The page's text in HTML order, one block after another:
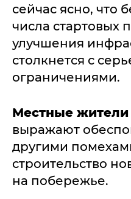
сейчас ясно, что
числа стартовых
улучшения
столкнется с
ограничениями.
Местные жители
выражают
другими
строительство
на побережье.